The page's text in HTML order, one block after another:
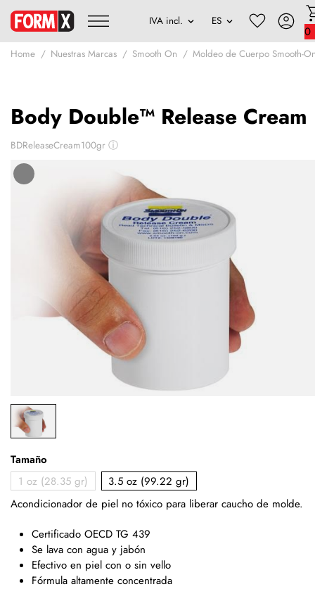
0
Home Nuestras Marcas Smooth On Moldeo de Cuerpo Smooth-
Body Double™ Release Cream
BDReleaseCream100gr ⓘ
Tamaño
1 oz (28.35 gr)
3.5 oz (99.22 gr)
Acondicionador de piel no tóxico para liberar caucho de molde.
Certificado OECD TG 439
Se lava con agua y jabón
Efectivo en piel con o sin vello
Fórmula altamente concentrada